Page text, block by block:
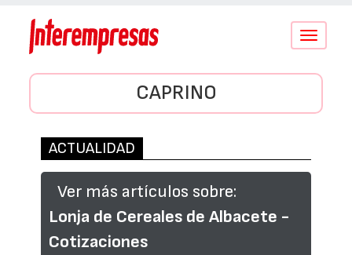
Conmutar
CAPRINO
ACTUALIDAD
Ver más artículos sobre:
Lonja de Cereales de Albacete -
Cotizaciones